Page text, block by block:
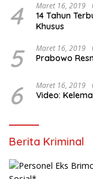
4 Maret 16, 2019
14 Tahun
Khusus
5 Maret 16, 2019
Prabowo
6 Maret 16, 2019
Video:
Berita Kriminal